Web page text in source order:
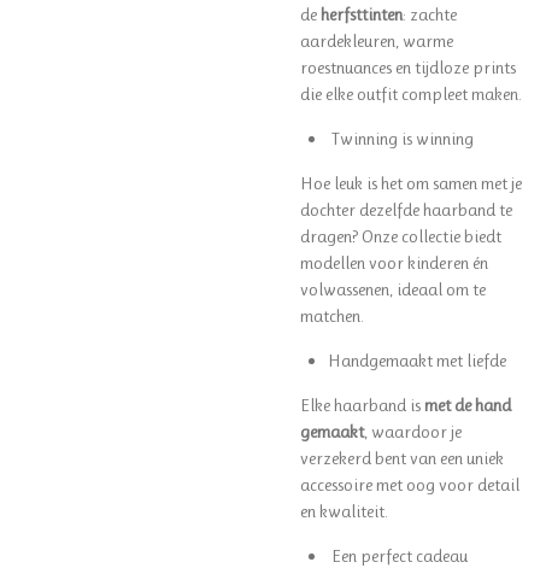
de herfsttinten: zachte
aardekleuren, warme
roestnuances en tijdloze prints
die elke outfit compleet maken.
Twinning is winning
Hoe leuk is het om samen met je
dochter dezelfde haarband te
dragen? Onze collectie biedt
modellen voor kinderen én
volwassenen, ideaal om te
matchen.
Handgemaakt met liefde
Elke haarband is met de hand
gemaakt, waardoor je
verzekerd bent van een uniek
accessoire met oog voor detail
en kwaliteit.
Een perfect cadeau